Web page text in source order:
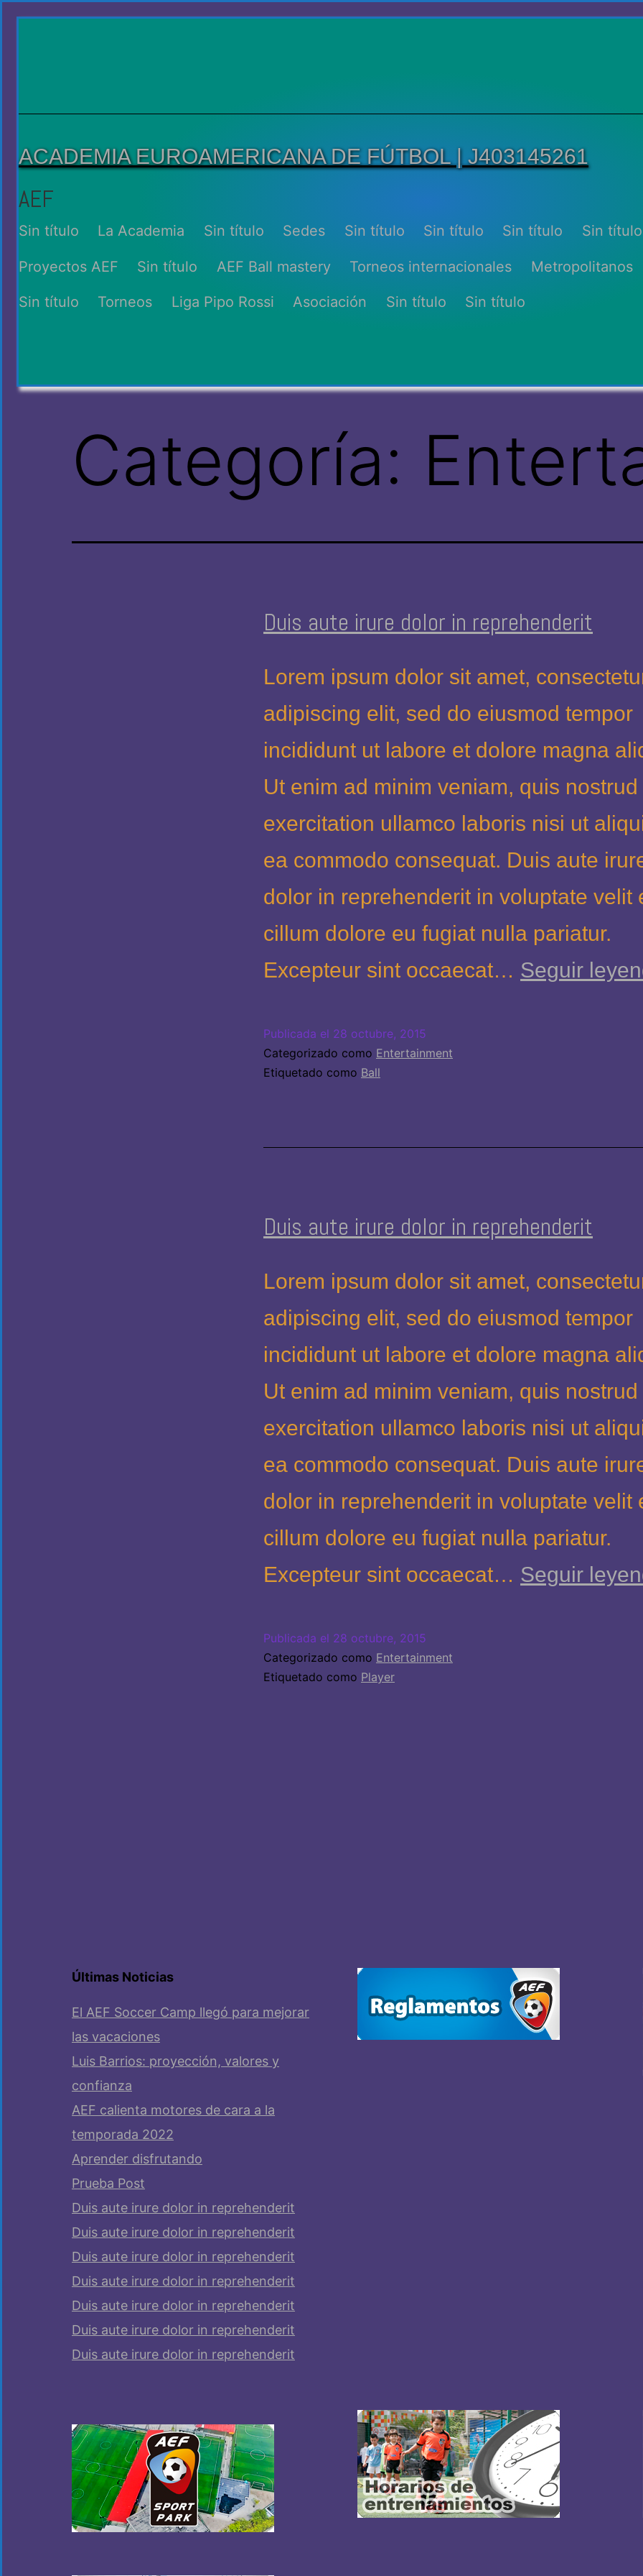
ACADEMIA EUROAMERICANA DE FÚTBOL | J403145261
AEF
Sin título La Academia Sin título Sedes Sin título Sin título Sin título Sin título
Proyectos AEF Sin título AEF Ball mastery Torneos internacionales Metropolitanos
Sin título Torneos Liga Pipo Rossi Asociación Sin título Sin título
Categoría:
Duis aute irure dolor in reprehenderit
Lorem ipsum dolor sit amet,
adipiscing elit, sed do eiusmod tempor
incididunt ut labore et dolore magna
Ut enim ad minim veniam, quis nostrud
exercitation ullamco laboris nisi ut
ea commodo consequat. Duis aute
dolor in reprehenderit in voluptate velit
cillum dolore eu fugiat nulla pariatur.
Excepteur sint occaecat… Seguir
Publicada el 28 octubre, 2015
Categorizado como Entertainment
Etiquetado como Ball
Duis aute irure dolor in reprehenderit
Lorem ipsum dolor sit amet,
adipiscing elit, sed do eiusmod tempor
incididunt ut labore et dolore magna
Ut enim ad minim veniam, quis nostrud
exercitation ullamco laboris nisi ut
ea commodo consequat. Duis aute
dolor in reprehenderit in voluptate velit
cillum dolore eu fugiat nulla pariatur.
Excepteur sint occaecat… Seguir
Publicada el 28 octubre, 2015
Categorizado como Entertainment
Etiquetado como Player
Últimas Noticias
El AEF Soccer Camp llegó para mejorar
las vacaciones
Luis Barrios: proyección, valores y
confianza
AEF calienta motores de cara a la
temporada 2022
Aprender disfrutando
Prueba Post
Duis aute irure dolor in reprehenderit
Duis aute irure dolor in reprehenderit
Duis aute irure dolor in reprehenderit
Duis aute irure dolor in reprehenderit
Duis aute irure dolor in reprehenderit
Duis aute irure dolor in reprehenderit
Duis aute irure dolor in reprehenderit